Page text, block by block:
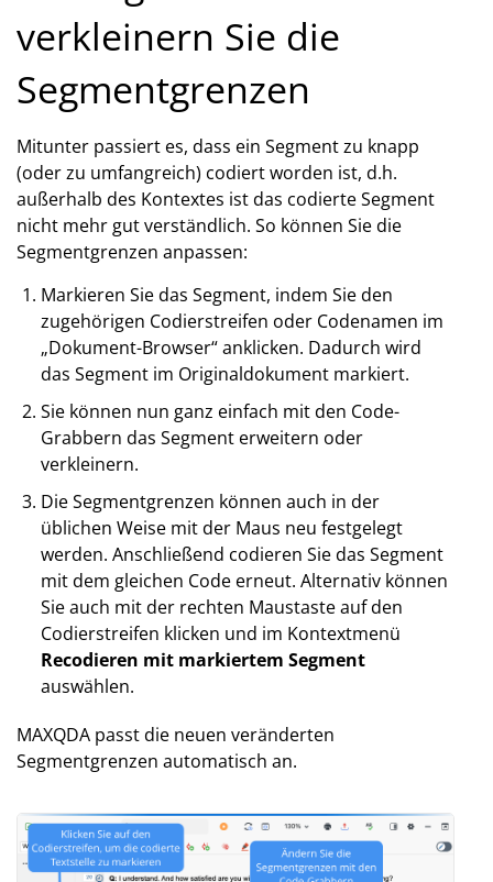
verkleinern Sie die
Segmentgrenzen
Mitunter passiert es, dass ein Segment zu knapp
(oder zu umfangreich) codiert worden ist, d.h.
außerhalb des Kontextes ist das codierte Segment
nicht mehr gut verständlich. So können Sie die
Segmentgrenzen anpassen:
Markieren Sie das Segment, indem Sie den
zugehörigen Codierstreifen oder Codenamen im
„Dokument-Browser“ anklicken. Dadurch wird
das Segment im Originaldokument markiert.
Sie können nun ganz einfach mit den Code-
Grabbern das Segment erweitern oder
verkleinern.
Die Segmentgrenzen können auch in der
üblichen Weise mit der Maus neu festgelegt
werden. Anschließend codieren Sie das Segment
mit dem gleichen Code erneut. Alternativ können
Sie auch mit der rechten Maustaste auf den
Codierstreifen klicken und im Kontextmenü
Recodieren mit markiertem Segment
auswählen.
MAXQDA passt die neuen veränderten
Segmentgrenzen automatisch an.